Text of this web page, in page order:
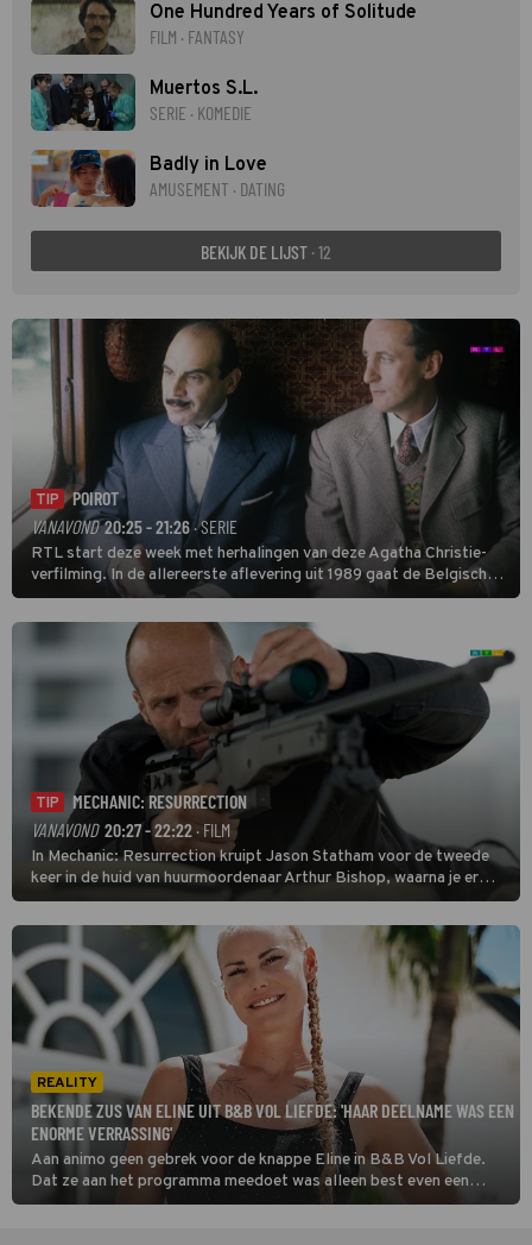
One Hundred Years of Solitude
FILM · FANTASY
Muertos S.L.
SERIE · KOMEDIE
Badly in Love
AMUSEMENT · DATING
BEKIJK DE LIJST · 12
TIP
POIROT
VANAVOND 20:25 - 21:26 · SERIE
RTL start deze week met herhalingen van deze Agatha Christie-
verfilming. In de allereerste aflevering uit 1989 gaat de Belgische
speurder op zoek naar een vermiste kok. Poirot raakt al snel
verwikkeld in een moordzaak. (HH)
TIP
MECHANIC: RESURRECTION
VANAVOND 20:27 - 22:22· FILM
In Mechanic: Resurrection kruipt Jason Statham voor de tweede
keer in de huid van huurmoordenaar Arthur Bishop, waarna je er
donder op kunt zeggen dat er van Bishops geplande pensioen niet
veel terechtkomt.
REALITY
BEKENDE ZUS VAN ELINE UIT B&B VOL LIEFDE: 'HAAR DEELNAME WAS EEN
ENORME VERRASSING'
Aan animo geen gebrek voor de knappe Eline in B&B Vol Liefde.
Dat ze aan het programma meedoet was alleen best even een
schok voor haar familie, onder wie haar bekende zus.